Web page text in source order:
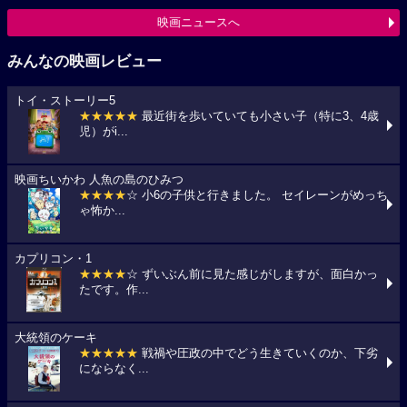
映画ニュースへ
みんなの映画レビュー
トイ・ストーリー5
★★★★★ 最近街を歩いていても小さい子（特に3、4歳
児）がi...
映画ちいかわ 人魚の島のひみつ
★★★★☆ 小6の子供と行きました。 セイレーンがめっち
ゃ怖か...
カプリコン・1
★★★★☆ ずいぶん前に見た感じがしますが、面白かっ
たです。作...
大統領のケーキ
★★★★★ 戦禍や圧政の中でどう生きていくのか、下劣
にならなく...